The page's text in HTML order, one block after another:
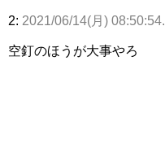
2: 2021/06/14(月)
空釘のほうが大事やろ